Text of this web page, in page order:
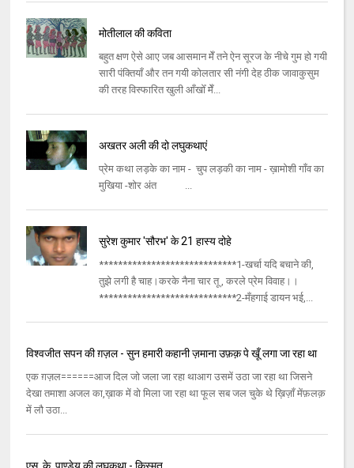
मोतीलाल की कविता
बहुत क्षण ऐसे आए जब आसमान मेँ तने ऐन सूरज के नीचे गुम हो गयी
सारी पंक्तियाँ और तन गयी कोलतार सी नंगी देह ठीक जावाकुसुम
की तरह विस्फारित खुली आँखोँ मेँ...
अखतर अली की दो लघुकथाएं
प्रेम कथा लड़के का नाम - चुप लड़की का नाम - ख़ामोशी गाँव का
मुखिया -शोर अंत ...
सुरेश कुमार 'सौरभ' के 21 हास्य दोहे
*****************************1-खर्चा यदि बचाने की,
तुझे लगी है चाह।करके नैना चार तू , करले प्रेम विवाह।।
*****************************2-मँहगाई डायन भई,...
विश्वजीत सपन की ग़ज़ल - सुन हमारी कहानी ज़माना उफ़क़ पे खूँ लगा जा रहा था
एक ग़ज़ल======आज दिल जो जला जा रहा थाआग उसमें उठा जा रहा था जिसने
देखा तमाशा अजल का,ख़ाक में वो मिला जा रहा था फूल सब जल चुके थे ख़िज़ाँ मेंफ़लक़
में लौ उठा...